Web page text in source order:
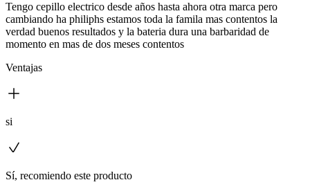
Tengo cepillo electrico desde años hasta ahora otra marca pero
cambiando ha philiphs estamos toda la famila mas contentos la
verdad buenos resultados y la bateria dura una barbaridad de
momento en mas de dos meses contentos
Ventajas
si
Sí, recomiendo este producto